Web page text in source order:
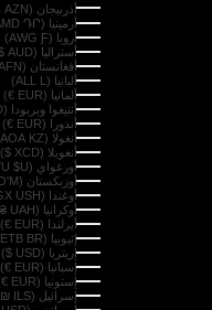
أذربيجان (AZN ₼)
أرمينيا (AMD ԴՐ.)
أروبا (AWG Ƒ)
أستراليا (AUD $)
أفغانستان (AFN ؋)
ألبانيا (ALL L)
ألمانيا (EUR €)
أنتيغوا وبربودا (XCD $)
أندورا (EUR €)
أنغولا (AOA KZ)
أنغويلا (XCD $)
أورغواي (UYU $U)
أوزبكستان (UZS SO'M)
أوغندا (UGX USH)
أوكرانيا (UAH ₴)
أيرلندا (EUR €)
إثيوبيا (ETB BR)
إريتريا (USD $)
إسبانيا (EUR €)
إستونيا (EUR €)
إسرائيل (ILS ₪)